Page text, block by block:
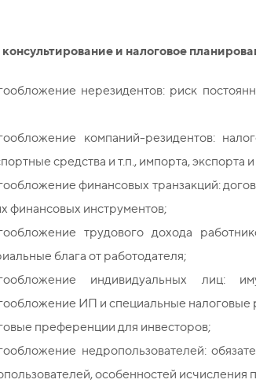
и налоговое
нерезидентов: риск
компаний-резидентов:
средства и т.п., импорта,
финансовых транзакций:
финансовых инструментов;
трудового дохода
блага от работодателя;
индивидуальных лиц:
ИП и специальные
преференции для инвесторов;
недропользователей:
особенностей исчисления